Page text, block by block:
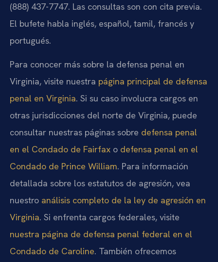
(888) 437-7747. Las consultas son con cita previa.
El bufete habla inglés, español, tamil, francés y
portugués.
Para conocer más sobre la defensa penal en
Virginia, visite nuestra página principal de defensa
penal en Virginia. Si su caso involucra cargos en
otras jurisdicciones del norte de Virginia, puede
consultar nuestras páginas sobre defensa penal
en el Condado de Fairfax o defensa penal en el
Condado de Prince William. Para información
detallada sobre los estatutos de agresión, vea
nuestro análisis completo de la ley de agresión en
Virginia. Si enfrenta cargos federales, visite
nuestra página de defensa penal federal en el
Condado de Caroline. También ofrecemos